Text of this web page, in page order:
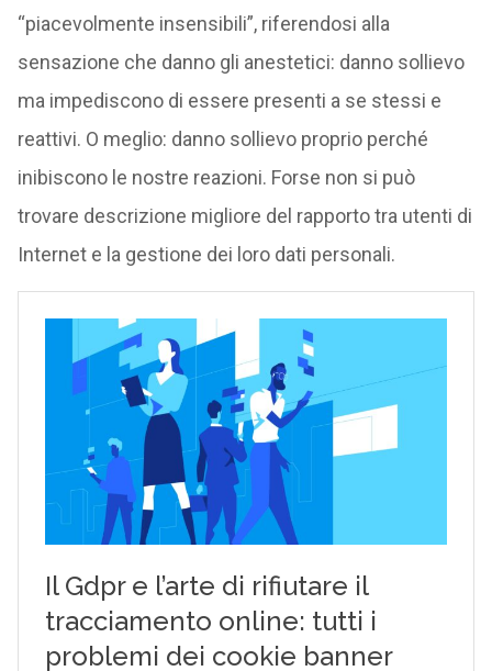
“piacevolmente insensibili”, riferendosi alla
sensazione che danno gli anestetici: danno sollievo
ma impediscono di essere presenti a se stessi e
reattivi. O meglio: danno sollievo proprio perché
inibiscono le nostre reazioni. Forse non si può
trovare descrizione migliore del rapporto tra utenti di
Internet e la gestione dei loro dati personali.